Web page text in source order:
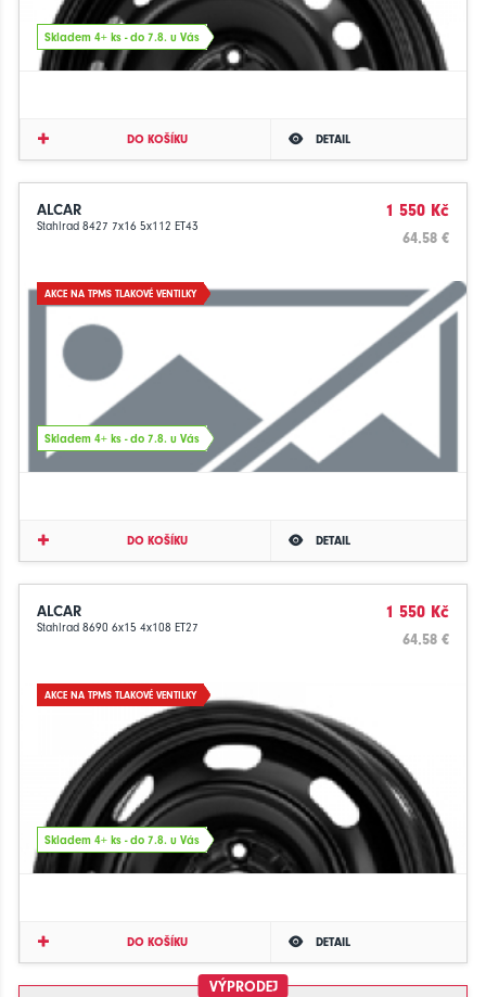
Skladem 4+ ks - do 7.8. u Vás
DO KOŠÍKU DETAIL
ALCAR
Stahlrad 8427 7x16 5x112 ET43
1 550 Kč
64.58 €
AKCE NA TPMS TLAKOVÉ VENTILKY
Skladem 4+ ks - do 7.8. u Vás
DO KOŠÍKU DETAIL
ALCAR
Stahlrad 8690 6x15 4x108 ET27
1 550 Kč
64.58 €
AKCE NA TPMS TLAKOVÉ VENTILKY
Skladem 4+ ks - do 7.8. u Vás
DO KOŠÍKU DETAIL
VÝPRODEJ